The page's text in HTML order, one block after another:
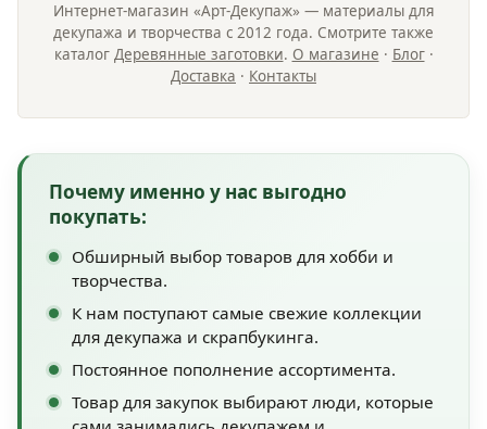
Интернет-магазин «Арт-Декупаж» — материалы для
декупажа и творчества с 2012 года. Смотрите также
каталог Деревянные заготовки. О магазине · Блог·
Доставка · Контакты
Почему именно у нас выгодно
покупать:
Обширный выбор товаров для хобби и
творчества.
К нам поступают самые свежие коллекции
для декупажа и скрапбукинга.
Постоянное пополнение ассортимента.
Товар для закупок выбирают люди, которые